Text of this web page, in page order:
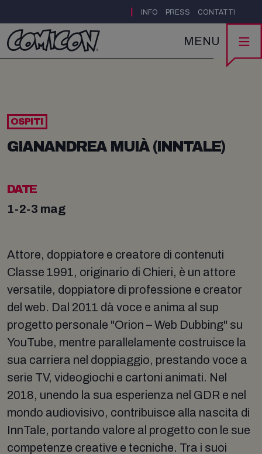
INFO PRESS CONTATTI
MENU
OSPITI
GIANANDREA MUIÀ (INNTALE)
DATE
1-2-3 mag
Attore, doppiatore e creatore di contenuti
Classe 1991, originario di Chieri, è un attore
versatile, doppiatore di professione e creator
del web. Dal 2011 dà voce e anima al sup
progetto personale "Orion – Web Dubbing" su
YouTube, mentre parallelamente costruisce la
sua carriera nel doppiaggio, prestando voce a
serie TV, videogiochi e cartoni animati. Nel
2018, unendo la sua esperienza nel GDR e nel
mondo audiovisivo, contribuisce alla nascita di
InnTale, portando valore al progetto con le sue
competenze creative e tecniche. Tra i suoi